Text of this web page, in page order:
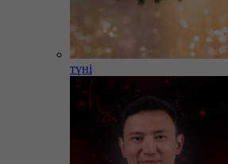
түні